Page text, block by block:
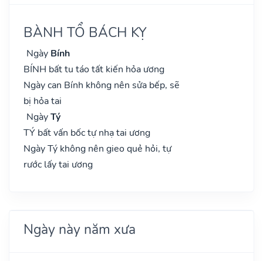
BÀNH TỔ BÁCH KỴ
Ngày Bính
BÍNH bất tu táo tất kiến hỏa ương
Ngày can Bính không nên sửa bếp, sẽ
bị hỏa tai
NgàyTý
TÝ bất vấn bốc tự nhạ tai ương
Ngày Tý không nên gieo quẻ hỏi, tự
rước lấy tai ương
Ngày này năm xưa